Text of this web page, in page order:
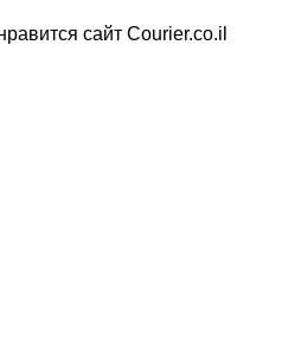
сайт Courier.co.il